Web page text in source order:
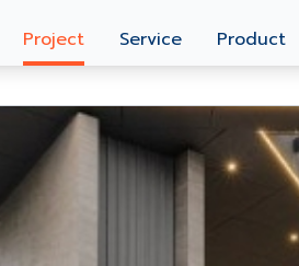
Project Service Product